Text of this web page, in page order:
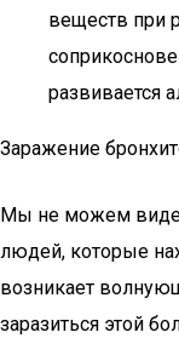
веществ при
развивается
Заражение
Мы не можем
людей, которые
возникает
заразиться этой